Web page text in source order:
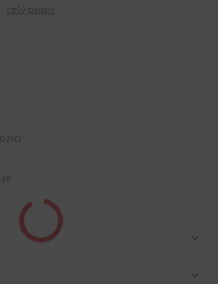
celý popis